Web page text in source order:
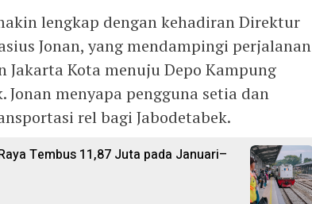
lengkap dengan kehadiran Direktur
Jonan, yang mendampingi perjalanan
Jakarta Kota menuju Depo Kampung
Jonan menyapa pengguna setia dan
rel bagi Jabodetabek.
Tembus 11,87 Juta pada Januari–